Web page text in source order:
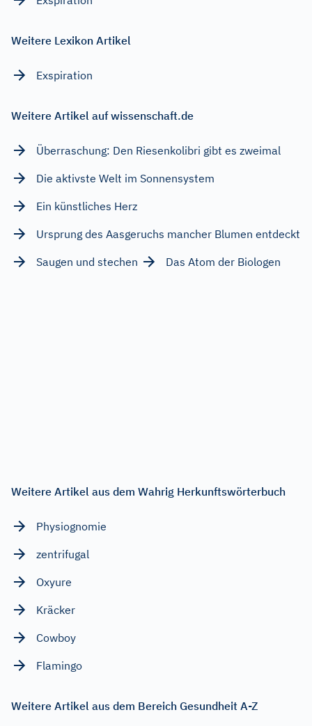
Weitere Lexikon Artikel
Exspiration
Weitere Artikel auf wissenschaft.de
Überraschung: Den Riesenkolibri gibt es zweimal
Die aktivste Welt im Sonnensystem
Ein künstliches Herz
Ursprung des Aasgeruchs mancher Blumen entdeckt
Saugen und stechen
Das Atom der Biologen
Weitere Artikel aus dem Wahrig Herkunftswörterbuch
Physiognomie
zentrifugal
Oxyure
Kräcker
Cowboy
Flamingo
Weitere Artikel aus dem Bereich Gesundheit A-Z